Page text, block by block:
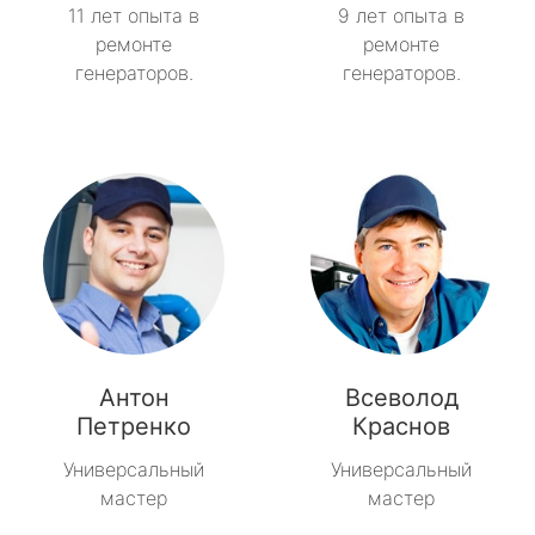
11 лет опыта в
ремонте
генераторов.
9 лет опыта в
ремонте
генераторов.
Антон
Петренко
Универсальный
мастер
Всеволод
Краснов
Универсальный
мастер